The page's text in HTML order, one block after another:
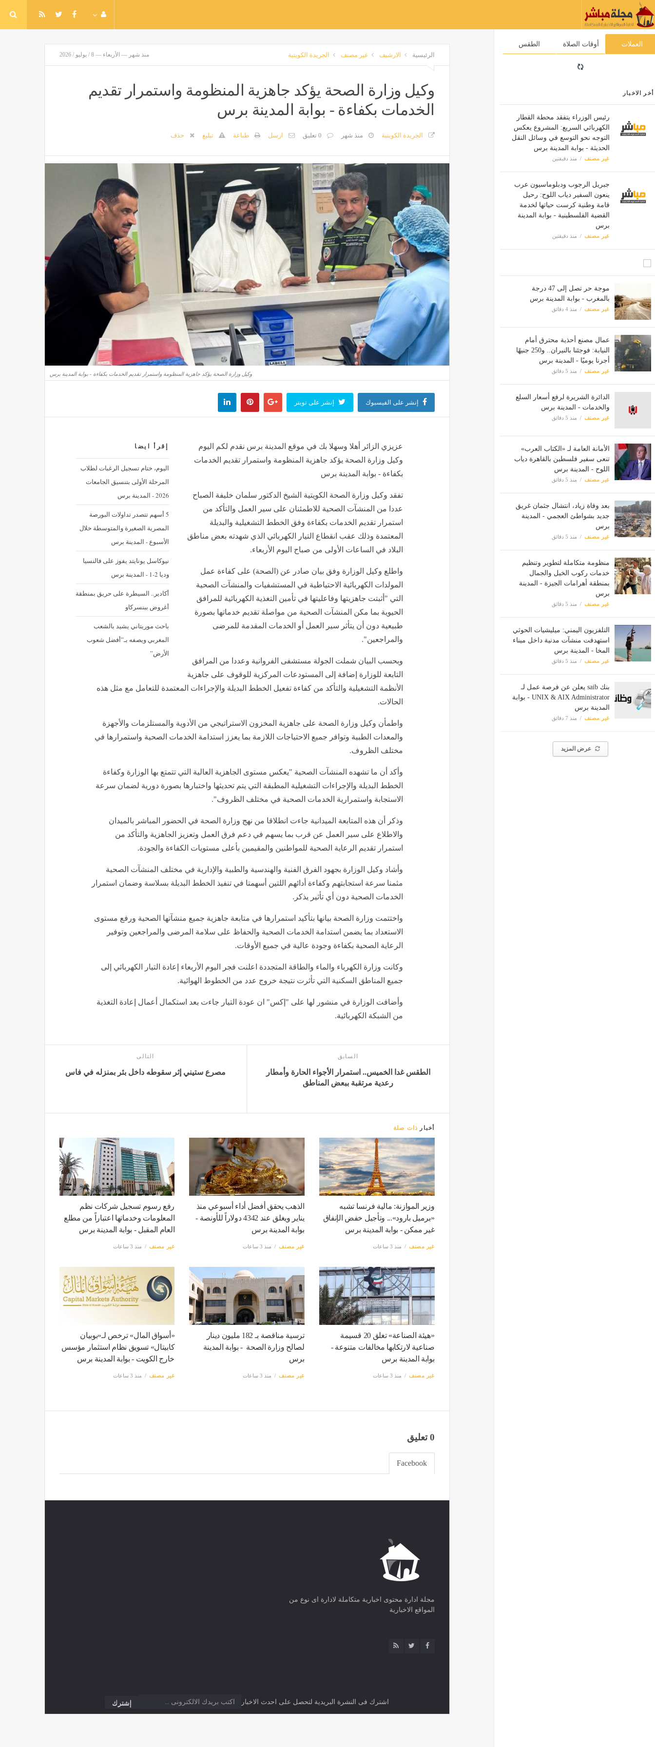
العملات أوقات الصلاة الطقس
أخر الاخبار
رئيس الوزراء يتفقد محطة القطار
الكهربائي السريع: المشروع يعكس
التوجه نحو التوسع في وسائل النقل
الحديثة - بوابة المدينة برس
غير مصنف منذ دقيقتين
جبريل الرجوب ودبلوماسيون عرب
ينعون السفير دياب اللوح: رحيل
قامة وطنية كرست حياتها لخدمة
القضية الفلسطينية - بوابة المدينة
برس
غير مصنف منذ دقيقتين
موجة حر تصل إلى 47 درجة
بالمغرب - بوابة المدينة برس
غير مصنف منذ 4 دقائق
عمال مصنع أحذية محترق أمام
النيابة: فوجئنا بالنيران.. و250 جنيهًا
أجرنا يوميًا - المدينة برس
غير مصنف منذ 5 دقائق
الدائرة الشريرة لرفع أسعار السلع
والخدمات - المدينة برس
غير مصنف منذ 5 دقائق
الأمانة العامة لـ «الكتاب العرب»
تنعى سفير فلسطين بالقاهرة دياب
اللوح - المدينة برس
غير مصنف منذ 5 دقائق
بعد وفاة زياد، انتشال جثمان غريق
جديد بشواطئ العجمي - المدينة
برس
غير مصنف منذ 5 دقائق
منظومة متكاملة لتطوير وتنظيم
خدمات ركوب الخيل والجمال
بمنطقة أهرامات الجيزة - المدينة
برس
غير مصنف منذ 5 دقائق
التلفزيون اليمني: ميليشيات الحوثي
استهدفت منشآت مدنية داخل ميناء
المخا - المدينة برس
غير مصنف منذ 5 دقائق
بنك saib يعلن عن فرصة عمل لـ
UNIX & AIX Administrator - بوابة
المدينة برس
غير مصنف منذ 7 دقائق
عرض المزيد
الرئيسية الارشيف غير مصنف الجريدة الكويتية منذ شهر — الأربعاء — 8 / يوليو / 2026
وكيل وزارة الصحة يؤكد جاهزية المنظومة واستمرار تقديم
الخدمات بكفاءة - بوابة المدينة برس
الجريدة الكويتية منذ شهر 0 تعليق ارسل طباعة تبليغ حذف
وكيل وزارة الصحة يؤكد جاهزية المنظومة واستمرار تقديم الخدمات بكفاءة - بوابة المدينة برس
إنشر على الفيسبوك إنشر على تويتر
إقرأ ايضا
اليوم، ختام تسجيل الرغبات لطلاب
المرحلة الأولى بتنسيق الجامعات
2026 - المدينة برس
5 أسهم تتصدر تداولات البورصة
المصرية الصغيرة والمتوسطة خلال
الأسبوع - المدينة برس
نيوكاسل يونايتد يفوز على فالنسيا
وديا 2-1 - المدينة برس
أكادير.. السيطرة على حريق بمنطقة
أغروض ببنسركاو
باحث موريتاني يشيد بالشعب
المغربي ويصفه بـ”أفضل شعوب
الأرض”
عزيزي الزائر أهلا وسهلا بك في موقع المدينة برس نقدم لكم اليوم
وكيل وزارة الصحة يؤكد جاهزية المنظومة واستمرار تقديم الخدمات
بكفاءة - بوابة المدينة برس
تفقد وكيل وزارة الصحة الكويتية الشيخ الدكتور سلمان خليفة الصباح
عددا من المنشآت الصحية للاطمئنان على سير العمل والتأكد من
استمرار تقديم الخدمات بكفاءة وفق الخطط التشغيلية والبديلة
المعتمدة وذلك عقب انقطاع التيار الكهربائي الذي شهدته بعض مناطق
البلاد في الساعات الأولى من صباح اليوم الأربعاء.
واطلع وكيل الوزارة وفق بيان صادر عن (الصحة) على كفاءة عمل
المولدات الكهربائية الاحتياطية في المستشفيات والمنشآت الصحية
التي "أثبتت جاهزيتها وفاعليتها في تأمين التغذية الكهربائية للمرافق
الحيوية بما مكن المنشآت الصحية من مواصلة تقديم خدماتها بصورة
طبيعية دون أن يتأثر سير العمل أو الخدمات المقدمة للمرضى
والمراجعين".
وبحسب البيان شملت الجولة مستشفى الفروانية وعددا من المرافق
التابعة للوزارة إضافة إلى المستودعات المركزية للوقوف على جاهزية
الأنظمة التشغيلية والتأكد من كفاءة تفعيل الخطط البديلة والإجراءات المعتمدة للتعامل مع مثل هذه
الحالات.
واطمأن وكيل وزارة الصحة على جاهزية المخزون الاستراتيجي من الأدوية والمستلزمات والأجهزة
والمعدات الطبية وتوافر جميع الاحتياجات اللازمة بما يعزز استدامة الخدمات الصحية واستمرارها في
مختلف الظروف.
وأكد أن ما تشهده المنشآت الصحية "يعكس مستوى الجاهزية العالية التي تتمتع بها الوزارة وكفاءة
الخطط البديلة والإجراءات التشغيلية المطبقة التي يتم تحديثها واختبارها بصورة دورية لضمان سرعة
الاستجابة واستمرارية الخدمات الصحية في مختلف الظروف".
وذكر أن هذه المتابعة الميدانية جاءت انطلاقا من نهج وزارة الصحة في الحضور المباشر بالميدان
والاطلاع على سير العمل عن قرب بما يسهم في دعم فرق العمل وتعزيز الجاهزية والتأكد من
استمرار تقديم الرعاية الصحية للمواطنين والمقيمين بأعلى مستويات الكفاءة والجودة.
وأشاد وكيل الوزارة بجهود الفرق الفنية والهندسية والطبية والإدارية في مختلف المنشآت الصحية
مثمنا سرعة استجابتهم وكفاءة أدائهم اللتين أسهمتا في تنفيذ الخطط البديلة بسلاسة وضمان استمرار
الخدمات الصحية دون أي تأثير يذكر.
واختتمت وزارة الصحة بيانها بتأكيد استمرارها في متابعة جاهزية جميع منشآتها الصحية ورفع مستوى
الاستعداد بما يضمن استدامة الخدمات الصحية والحفاظ على سلامة المرضى والمراجعين وتوفير
الرعاية الصحية بكفاءة وجودة عالية في جميع الأوقات.
وكانت وزارة الكهرباء والماء والطاقة المتجددة اعلنت فجر اليوم الأربعاء إعادة التيار الكهربائي إلى
جميع المناطق السكنية التي تأثرت نتيجة خروج عدد من الخطوط الهوائية.
وأضافت الوزارة في منشور لها على "إكس" ان عودة التيار جاءت بعد استكمال أعمال إعادة التغذية
من الشبكة الكهربائية.
السابق
الطقس غدا الخميس.. استمرار الأجواء الحارة وأمطار
رعدية مرتقبة ببعض المناطق
التالى
مصرع ستيني إثر سقوطه داخل بئر بمنزله في فاس
أخبار ذات صلة
وزير الموازنة: مالية فرنسا تشبه
«برميل بارود»... وتأجيل خفض الإنفاق
غير ممكن - بوابة المدينة برس
غير مصنف منذ 3 ساعات
الذهب يحقق أفضل أداء أسبوعي منذ
يناير ويغلق عند 4342 دولاراً للأونصة -
بوابة المدينة برس
غير مصنف منذ 3 ساعات
رفع رسوم تسجيل شركات نظم
المعلومات وخدماتها اعتباراً من مطلع
العام المقبل - بوابة المدينة برس
غير مصنف منذ 3 ساعات
«هيئة الصناعة» تغلق 20 قسيمة
صناعية لارتكابها مخالفات متنوعة -
بوابة المدينة برس
غير مصنف منذ 3 ساعات
ترسية مناقصة بـ 182 مليون دينار
لصالح وزارة الصحة - بوابة المدينة
برس
غير مصنف منذ 3 ساعات
«أسواق المال» ترخص لـ«بوبيان
كابيتال» تسويق نظام استثمار مؤسس
خارج الكويت - بوابة المدينة برس
غير مصنف منذ 3 ساعات
0 تعليق
Facebook
مجلة ادارة محتوى اخبارية متكاملة لادارة اى نوع من
المواقع الاخبارية
اشترك فى النشرة البريدية لتحصل على احدث الاخبار